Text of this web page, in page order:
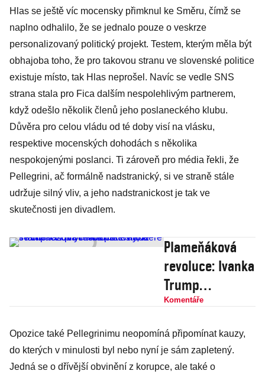
Hlas se ještě víc mocensky přimknul ke Směru, čímž se
naplno odhalilo, že se jednalo pouze o veskrze
personalizovaný politický projekt. Testem, kterým měla být
obhajoba toho, že pro takovou stranu ve slovenské politice
existuje místo, tak Hlas neprošel. Navíc se vedle SNS
strana stala pro Fica dalším nespolehlivým partnerem,
když odešlo několik členů jeho poslaneckého klubu.
Důvěra pro celou vládu od té doby visí na vlásku,
respektive mocenských dohodách s několika
nespokojenými poslanci. Ti zároveň pro média řekli, že
Pellegrini, ač formálně nadstranický, si ve straně stále
udržuje silný vliv, a jeho nadstranickost je tak ve
skutečnosti jen divadlem.
Plameňáková
revoluce: Ivanka
Trump
rozdmýchala
se obrací i proti
albánské vládě
Komentáře
Opozice také Pellegrinimu neopomíná připomínat kauzy,
do kterých v minulosti byl nebo nyní je sám zapletený.
Jedná se o dřívější obvinění z korupce, ale také o